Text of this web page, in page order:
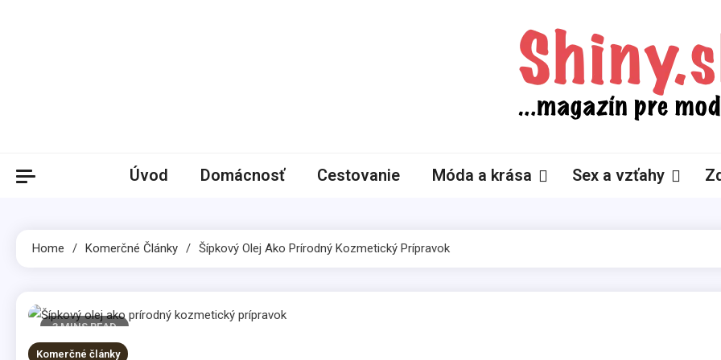
Úvod Domácnosť Cestovanie Móda a krása Sex a vzťahy
Home Komerčné Články Šípkový Olej Ako Prírodný Kozmetický Prípravok
3 MINS READ
Komerčné články